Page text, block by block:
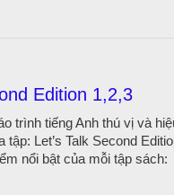
Edition 1,2,3
trình tiếng Anh thú vị và
Let’s Talk Second
nổi bật của mỗi tập sách: